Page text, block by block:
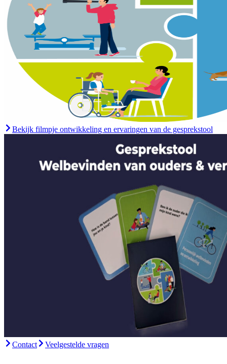
Bekijk filmpje ontwikkeling en ervaringen van de gesprekstool
Contact Veelgestelde vragen